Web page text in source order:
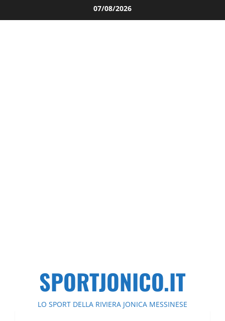
al
07/08/2026
SPORTJONICO.IT
LO SPORT DELLA RIVIERA JONICA MESSINESE